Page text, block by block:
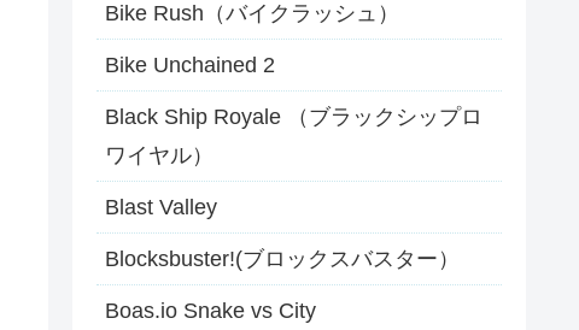
Bike Rush（バイクラッシュ）
Bike Unchained 2
Black Ship Royale （ブラックシップロ
ワイヤル）
Blast Valley
Blocksbuster!(ブロックスバスター）
Boas.io Snake vs City